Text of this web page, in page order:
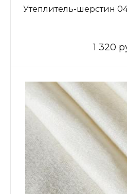
Утеплитель-шерстин
1 320